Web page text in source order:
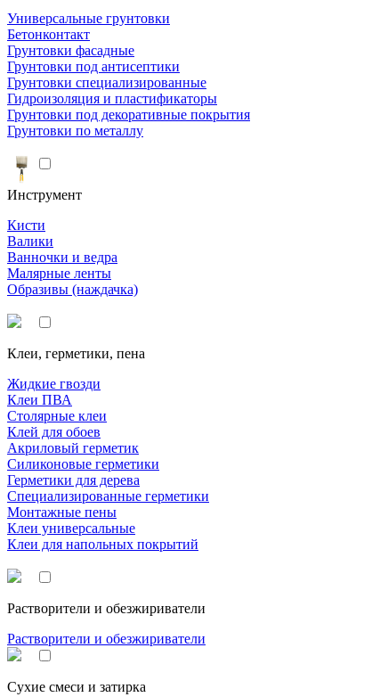
Универсальные грунтовки
Бетонконтакт
Грунтовки фасадные
Грунтовки под антисептики
Грунтовки специализированные
Гидроизоляция и пластификаторы
Грунтовки под декоративные покрытия
Грунтовки по металлу
Инструмент
Кисти
Валики
Ванночки и ведра
Малярные ленты
Образивы (наждачка)
Клеи, герметики, пена
Жидкие гвозди
Клеи ПВА
Столярные клеи
Клей для обоев
Акриловый герметик
Силиконовые герметики
Герметики для дерева
Специализированные герметики
Монтажные пены
Клеи универсальные
Клеи для напольных покрытий
Растворители и обезжириватели
Растворители и обезжириватели
Сухие смеси и затирка